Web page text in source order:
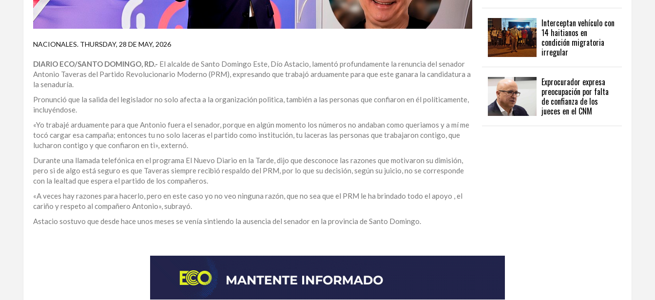
SANTO
DOMINGO
SANTIAGO
JUAN
ALTAGRACIA
PUERTO
PLATA
CONTÁCTENOS
NACIONALES. THURSDAY, 28 DE MAY, 2026
DIARIO ECO/SANTO DOMINGO, RD.- El alcalde de Santo Domingo Este, Dío Astacio, lamentó profundamente la renuncia del senador
Antonio Taveras del Partido Revolucionario Moderno (PRM), expresando que trabajó arduamente para que este ganara la candidatura a
la senaduría.
Pronunció que la salida del legislador no solo afecta a la organización politica, también a las personas que confiaron en él políticamente,
incluyéndose.
«Yo trabajé arduamente para que Antonio fuera el senador, porque en algún momento los números no andaban como queriamos y a mí me
tocó cargar esa campaña; entonces tu no solo laceras el partido como institución, tu laceras las personas que trabajaron contigo, que
lucharon contigo y que confiaron en ti», externó.
Durante una llamada telefónica en el programa El Nuevo Diario en la Tarde, dijo que desconoce las razones que motivaron su dimisión,
pero si de algo está seguro es que Taveras siempre recibió respaldo del PRM, por lo que su decisión, según su juicio, no se corresponde
con la lealtad que espera el partido de los compañeros.
«A veces hay razones para hacerlo, pero en este caso yo no veo ninguna razón, que no sea que el PRM le ha brindado todo el apoyo , el
cariño y respeto al compañero Antonio», subrayó.
Astacio sostuvo que desde hace unos meses se venía sintiendo la ausencia del senador en la provincia de Santo Domingo.
Interceptan vehículo con
14 haitianos en
condición migratoria
irregular
Exprocurador expresa
preocupación por falta
de confianza de los
jueces en el CNM